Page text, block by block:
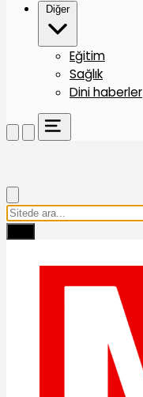
Diğer
Eğitim
Sağlık
Dini haberler